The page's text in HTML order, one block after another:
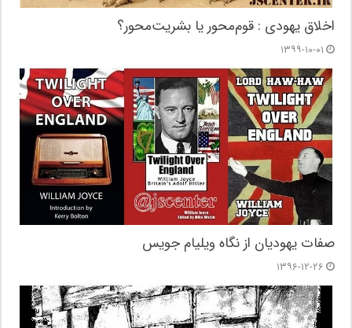
اخلاق یهودی : قوم‌محور یا بشریت‌محور؟
۱۳۹۹-۱۰-۰۱
صفات یهودیان از نگاه ویلیام جویس
۱۳۹۶-۱۲-۲۶